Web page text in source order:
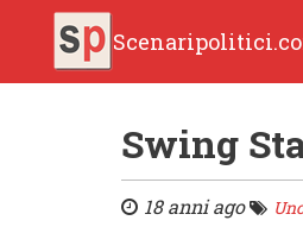
Swing
18 anni ago